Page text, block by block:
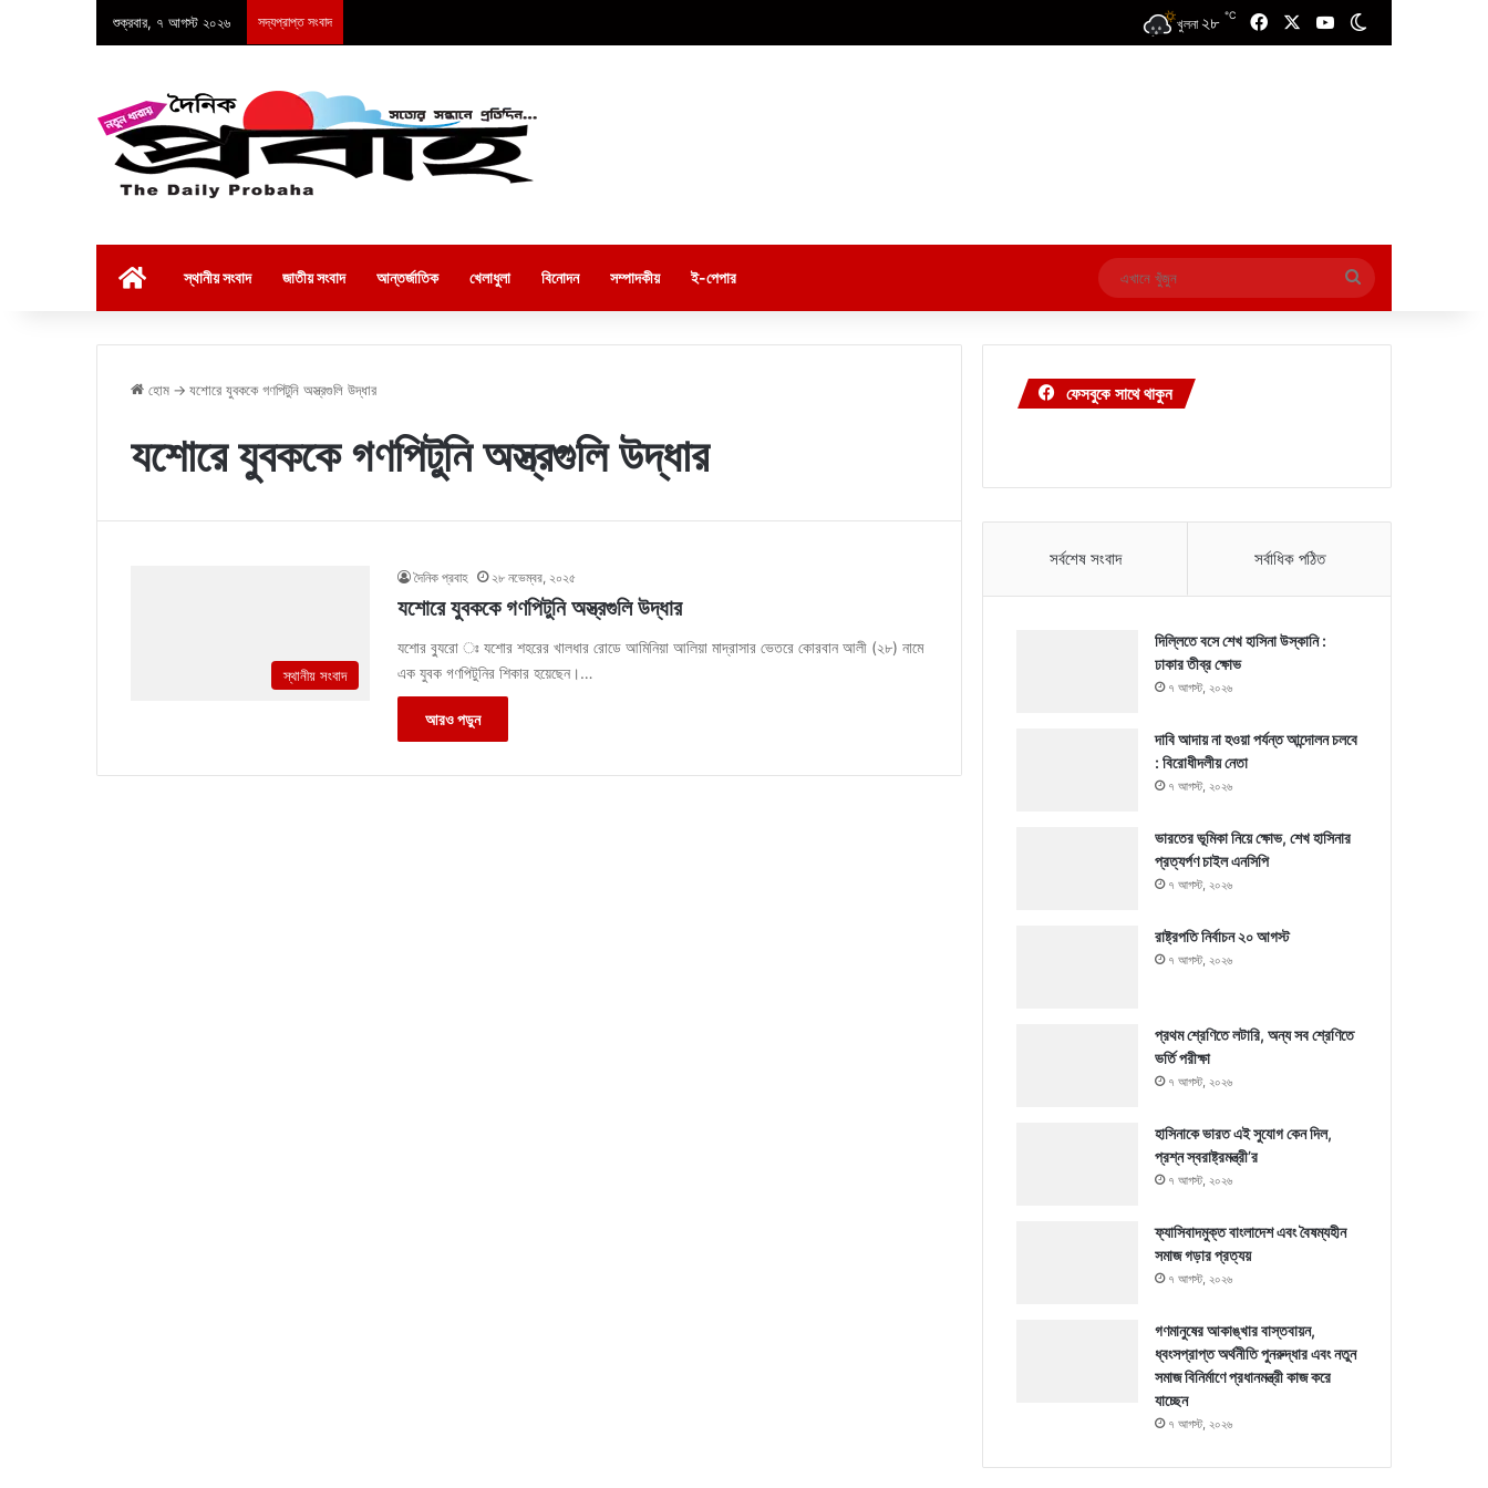
শুক্রবার, ৭ আগস্ট ২০২৬ সদ্যপ্রাপ্ত সংবাদ খুলনা ২৮ ℃ FacebookYouTube
স্থানীয় সংবাদ জাতীয় সংবাদ আন্তর্জাতিক খেলাধুলা বিনোদন সম্পাদকীয় ই-পেপার
এখানে
খুঁজুন
হোম → যশোরে যুবককে গণপিটুনি অস্ত্রগুলি উদ্ধার
যশোরে যুবককে গণপিটুনি অস্ত্রগুলি উদ্ধার
স্থানীয় সংবাদ
দৈনিক প্রবাহ ২৮ নভেম্বর, ২০২৫
যশোরে যুবককে গণপিটুনি অস্ত্রগুলি উদ্ধার
যশোর ব্যুরো ঃ যশোর শহরের খালধার রোডে আমিনিয়া আলিয়া মাদ্রাসার ভেতরে কোরবান আলী (২৮) নামে
এক যুবক গণপিটুনির শিকার হয়েছেন।…
আরও পড়ুন
ফেসবুকে সাথে থাকুন
সর্বশেষ সংবাদ সর্বাধিক পঠিত
দিল্লিতে বসে শেখ হাসিনা উস্কানি :
ঢাকার তীব্র ক্ষোভ
৭ আগস্ট, ২০২৬
দাবি আদায় না হওয়া পর্যন্ত আন্দোলন চলবে
: বিরোধীদলীয় নেতা
৭ আগস্ট, ২০২৬
ভারতের ভূমিকা নিয়ে ক্ষোভ, শেখ হাসিনার
প্রত্যর্পণ চাইল এনসিপি
৭ আগস্ট, ২০২৬
রাষ্ট্রপতি নির্বাচন ২০ আগস্ট
৭ আগস্ট, ২০২৬
প্রথম শ্রেণিতে লটারি, অন্য সব শ্রেণিতে
ভর্তি পরীক্ষা
৭ আগস্ট, ২০২৬
হাসিনাকে ভারত এই সুযোগ কেন দিল,
প্রশ্ন স্বরাষ্ট্রমন্ত্রী’র
৭ আগস্ট, ২০২৬
ফ্যাসিবাদমুক্ত বাংলাদেশ এবং বৈষম্যহীন
সমাজ গড়ার প্রত্যয়
৭ আগস্ট, ২০২৬
গণমানুষের আকাঙ্খার বাস্তবায়ন,
ধ্বংসপ্রাপ্ত অর্থনীতি পুনরুদ্ধার এবং নতুন
সমাজ বিনির্মাণে প্রধানমন্ত্রী কাজ করে
যাচ্ছেন
৭ আগস্ট, ২০২৬